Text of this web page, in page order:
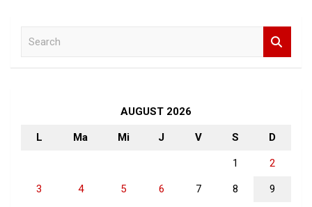
AUGUST 2026
L Ma Mi J V S D
1 2
3 4 5 6 7 8 9